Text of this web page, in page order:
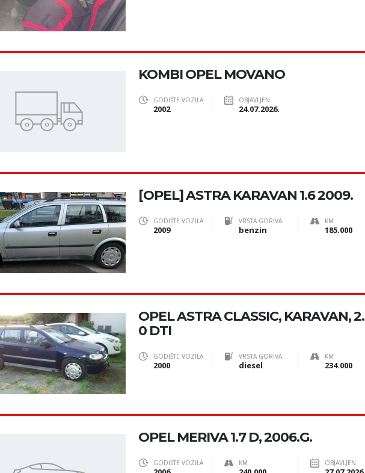
KOMBI OPEL MOVANO
GODIŠTE VOZILA
2002
OBJAVLJEN
24.07.2026.
[OPEL] ASTRA KARAVAN 1.6 2009.
GODIŠTE VOZILA
2009
VRSTA GORIVA
benzin
KM
185.000
OPEL ASTRA CLASSIC, KARAVAN, 2.
0 DTI
GODIŠTE VOZILA
2000
VRSTA GORIVA
diesel
KM
234.000
OPEL MERIVA 1.7 D, 2006.G.
GODIŠTE VOZILA KM OBJAVLJEN